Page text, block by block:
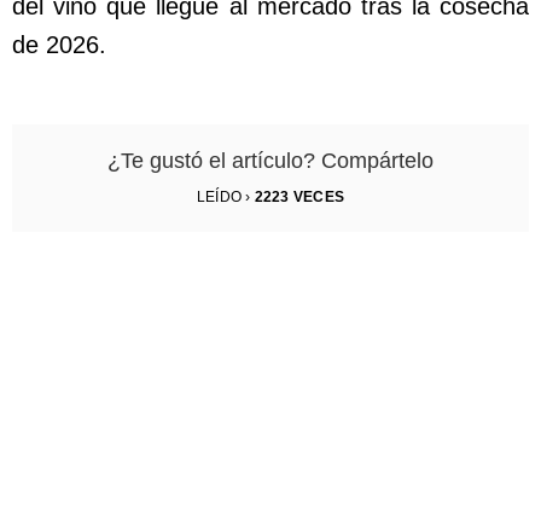
del vino que llegue al mercado tras la cosecha
de 2026.
¿Te gustó el artículo? Compártelo
LEÍDO › 2223 VECES